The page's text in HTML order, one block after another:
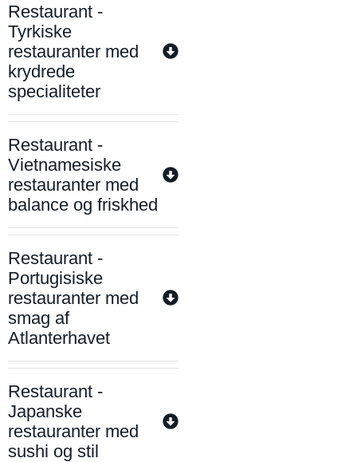
Restaurant -
Tyrkiske
restauranter med
krydrede
specialiteter
Restaurant -
Vietnamesiske
restauranter med
balance og friskhed
Restaurant -
Portugisiske
restauranter med
smag af
Atlanterhavet
Restaurant -
Japanske
restauranter med
sushi og stil